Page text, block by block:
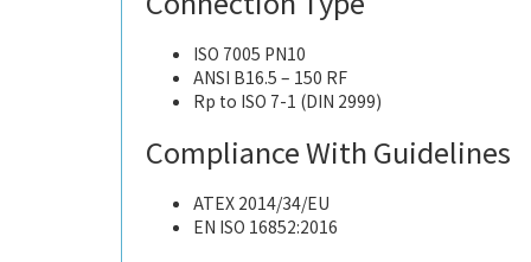
ISO 7005 PN10
ANSI B16.5 – 150 RF
Rp to ISO 7-1 (DIN 2999)
Compliance With Guidelines
ATEX 2014/34/EU
EN ISO 16852:2016